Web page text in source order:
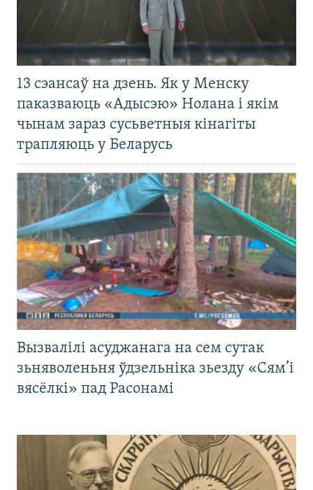
13 сэансаў на дзень. Як у Менску
паказваюць «Адысэю» Нолана і якім
чынам зараз сусьветныя кінагіты
трапляюць у Беларусь
Вызвалілі асуджанага на сем сутак
зьняволеньня ўдзельніка зьезду «Сям’і
вясёлкі» пад Расонамі